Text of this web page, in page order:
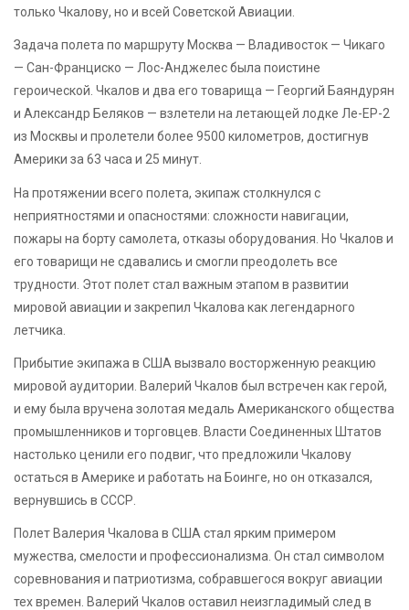
только Чкалову, но и всей Советской Авиации.
Задача полета по маршруту Москва — Владивосток — Чикаго
— Сан-Франциско — Лос-Анджелес была поистине
героической. Чкалов и два его товарища — Георгий Баяндурян
и Александр Беляков — взлетели на летающей лодке Ле-ЕР-2
из Москвы и пролетели более 9500 километров, достигнув
Америки за 63 часа и 25 минут.
На протяжении всего полета, экипаж столкнулся с
неприятностями и опасностями: сложности навигации,
пожары на борту самолета, отказы оборудования. Но Чкалов и
его товарищи не сдавались и смогли преодолеть все
трудности. Этот полет стал важным этапом в развитии
мировой авиации и закрепил Чкалова как легендарного
летчика.
Прибытие экипажа в США вызвало восторженную реакцию
мировой аудитории. Валерий Чкалов был встречен как герой,
и ему была вручена золотая медаль Американского общества
промышленников и торговцев. Власти Соединенных Штатов
настолько ценили его подвиг, что предложили Чкалову
остаться в Америке и работать на Боинге, но он отказался,
вернувшись в СССР.
Полет Валерия Чкалова в США стал ярким примером
мужества, смелости и профессионализма. Он стал символом
соревнования и патриотизма, собравшегося вокруг авиации
тех времен. Валерий Чкалов оставил неизгладимый след в